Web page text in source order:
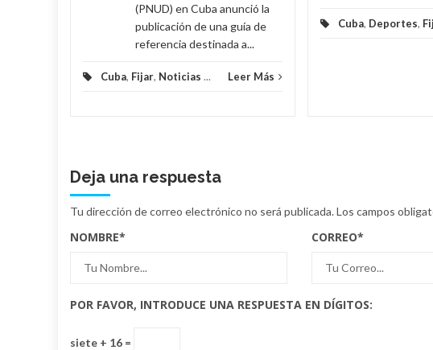
(PNUD) en Cuba anunció la
publicación de una guía de
referencia destinada a...
Cuba, Fijar, Noticias ... Leer Más
Cuba, Deportes,
Deja una respuesta
Tu dirección de correo electrónico no será publicada.Los campos
NOMBRE* CORREO*
POR FAVOR, INTRODUCE UNA RESPUESTA EN DÍGITOS:
siete + 16 =